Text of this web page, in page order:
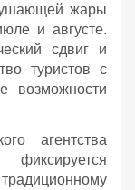
жары
и августе.
сдвиг и
туристов с
возможности
агентства